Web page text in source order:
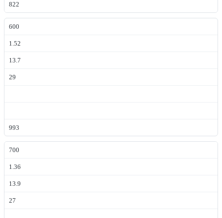
822
600
1.52
13.7
29
993
700
1.36
13.9
27